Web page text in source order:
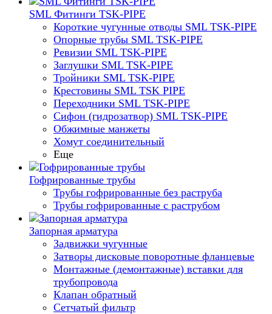
SML Фитинги TSK-PIPE
Короткие чугунные отводы SML TSK-PIPE
Опорные трубы SML TSK-PIPE
Ревизии SML TSK-PIPE
Заглушки SML TSK-PIPE
Тройники SML TSK-PIPE
Крестовины SML TSK PIPE
Переходники SML TSK-PIPE
Сифон (гидрозатвор) SML TSK-PIPE
Обжимные манжеты
Хомут соединительный
Еще
Гофрированные трубы
Трубы гофрированные без раструба
Трубы гофрированные с раструбом
Запорная арматура
Задвижки чугунные
Затворы дисковые поворотные фланцевые
Монтажные (демонтажные) вставки для
трубопровода
Клапан обратный
Сетчатый фильтр